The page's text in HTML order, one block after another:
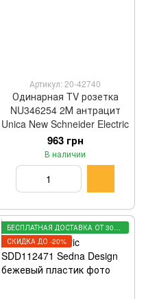
Артикул: 20-42740
Одинарная TV розетка
NU346254 2М антрацит
Unica New Schneider Electric
963 грн
В наличии
БЕСПЛАТНАЯ ДОСТАВКА ОТ 3000 ГРН
СКИДКА ДО -20%